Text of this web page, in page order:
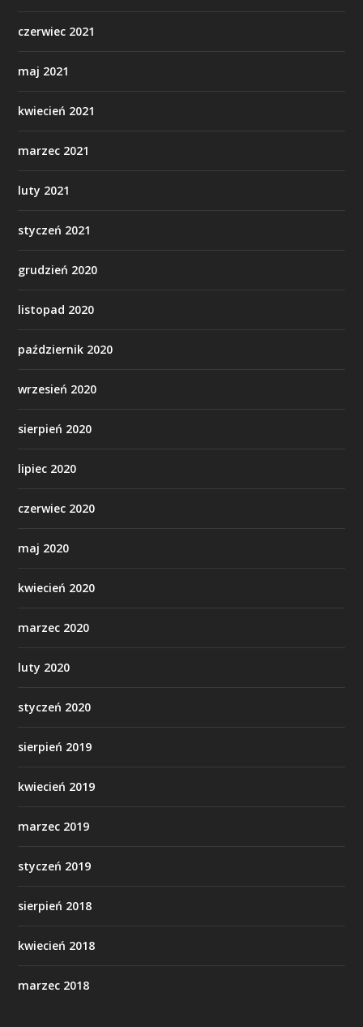
czerwiec 2021
maj 2021
kwiecień 2021
marzec 2021
luty 2021
styczeń 2021
grudzień 2020
listopad 2020
październik 2020
wrzesień 2020
sierpień 2020
lipiec 2020
czerwiec 2020
maj 2020
kwiecień 2020
marzec 2020
luty 2020
styczeń 2020
sierpień 2019
kwiecień 2019
marzec 2019
styczeń 2019
sierpień 2018
kwiecień 2018
marzec 2018